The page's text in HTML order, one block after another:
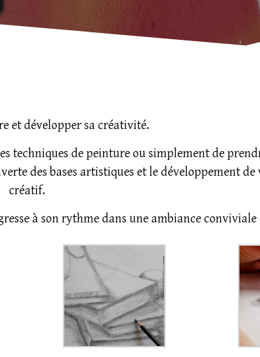
et développer sa créativité.
techniques de peinture ou simplement de
des bases artistiques et le développement
créatif.
à son rythme dans une ambiance